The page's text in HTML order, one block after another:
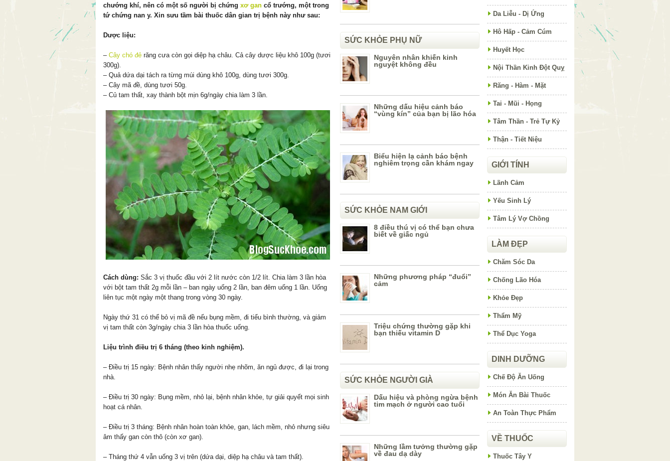
chướng khí, nên có một số người bị chứng xơ gan cổ trướng, một trong
tứ chứng nan y. Xin sưu tầm bài thuốc dân gian trị bệnh này như sau:
Dược liệu:
– Cây chó đẻ răng cưa còn gọi diệp hạ châu. Cả cây dược liệu khô 100g (tươi
300g).
– Quả dứa dại tách ra từng múi dùng khô 100g, dùng tươi 300g.
– Cây mã đề, dùng tươi 50g.
– Củ tam thất, xay thành bột mịn 6g/ngày chia làm 3 lần.
Cách dùng: Sắc 3 vị thuốc đầu với 2 lít nước còn 1/2 lít. Chia làm 3 lần hòa
với bột tam thất 2g mỗi lần – ban ngày uống 2 lần, ban đêm uống 1 lần. Uống
liên tục một ngày một thang trong vòng 30 ngày.
Ngày thứ 31 có thể bỏ vị mã đề nếu bụng mềm, đi tiểu bình thường, và giảm
vị tam thất còn 3g/ngày chia 3 lần hòa thuốc uống.
Liệu trình điều trị 6 tháng (theo kinh nghiệm).
– Điều trị 15 ngày: Bệnh nhân thấy người nhẹ nhõm, ăn ngủ được, đi lại trong
nhà.
– Điều trị 30 ngày: Bụng mềm, nhỏ lại, bệnh nhân khỏe, tự giải quyết mọi sinh
hoạt cá nhân.
– Điều trị 3 tháng: Bệnh nhân hoàn toàn khỏe, gan, lách mềm, nhỏ nhưng siêu
âm thấy gan còn thô (còn xơ gan).
– Tháng thứ 4 vẫn uống 3 vị trên (dứa dại, diệp hạ châu và tam thất).
SỨC KHỎE PHỤ NỮ
Nguyên nhân khiến kinh
nguyệt không đều
Những dấu hiệu cảnh báo
“vùng kín” của bạn bị lão hóa
Biểu hiện lạ cảnh báo bệnh
nghiêm trọng cần khám ngay
SỨC KHỎE NAM GIỚI
8 điều thú vị có thể bạn chưa
biết về giấc ngủ
Những phương pháp “đuổi”
cảm
Triệu chứng thường gặp khi
bạn thiếu vitamin D
SỨC KHỎE NGƯỜI GIÀ
Dấu hiệu và phòng ngừa bệnh
tim mạch ở người cao tuổi
Những lầm tưởng thường gặp
về đau dạ dày
Da Liễu - Dị Ứng
Hô Hấp - Cảm Cúm
Huyết Học
Nội Thần Kinh Đột Quỵ
Răng - Hàm - Mặt
Tai - Mũi - Họng
Tâm Thần - Trẻ Tự Kỷ
Thận - Tiết Niệu
GIỚI TÍNH
Lãnh Cảm
Yếu Sinh Lý
Tâm Lý Vợ Chồng
LÀM ĐẸP
Chăm Sóc Da
Chống Lão Hóa
Khỏe Đẹp
Thẩm Mỹ
Thể Dục Yoga
DINH DƯỠNG
Chế Độ Ăn Uống
Món Ăn Bài Thuốc
An Toàn Thực Phẩm
VỀ THUỐC
Thuốc Tây Y